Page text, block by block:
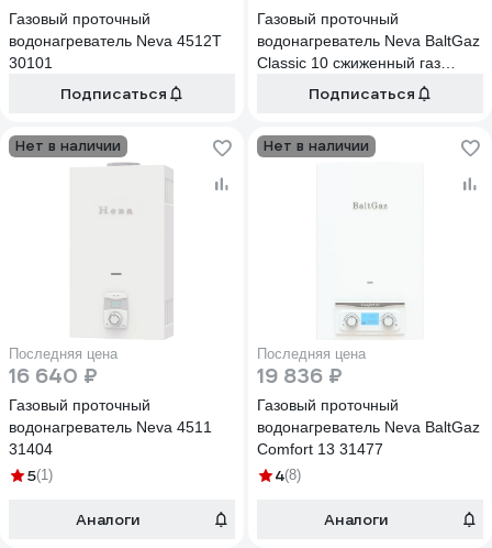
Газовый проточный
водонагреватель Neva 4512T
30101
Подписаться
Газовый проточный
водонагреватель Neva BaltGaz
Classic 10 сжиженный газ
Подписаться
Нет в наличии
Последняя цена
16 640 ₽
Газовый проточный
водонагреватель Neva 4511
31404
5(1)
Аналоги
Нет в наличии
Последняя цена
19 836 ₽
Газовый проточный
водонагреватель Neva BaltGaz
Comfort 13 31477
4(8)
Аналоги